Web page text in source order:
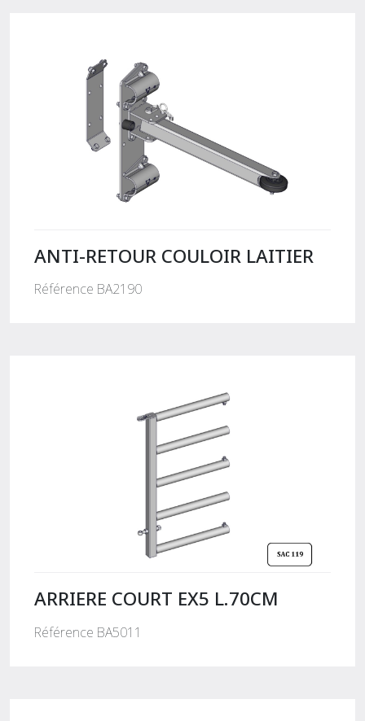
ANTI-RETOUR COULOIR LAITIER
Référence BA2190
ARRIERE COURT EX5 L.70CM
Référence BA5011